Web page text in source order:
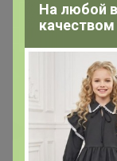
На любой
качеством